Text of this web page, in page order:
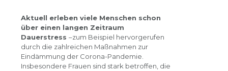
Aktuell erleben viele Menschen schon
über einen langen Zeitraum
Dauerstress –zum Beispiel hervorgerufen
durch die zahlreichen Maßnahmen zur
Eindämmung der Corona-Pandemie.
Insbesondere Frauen sind stark betroffen, die